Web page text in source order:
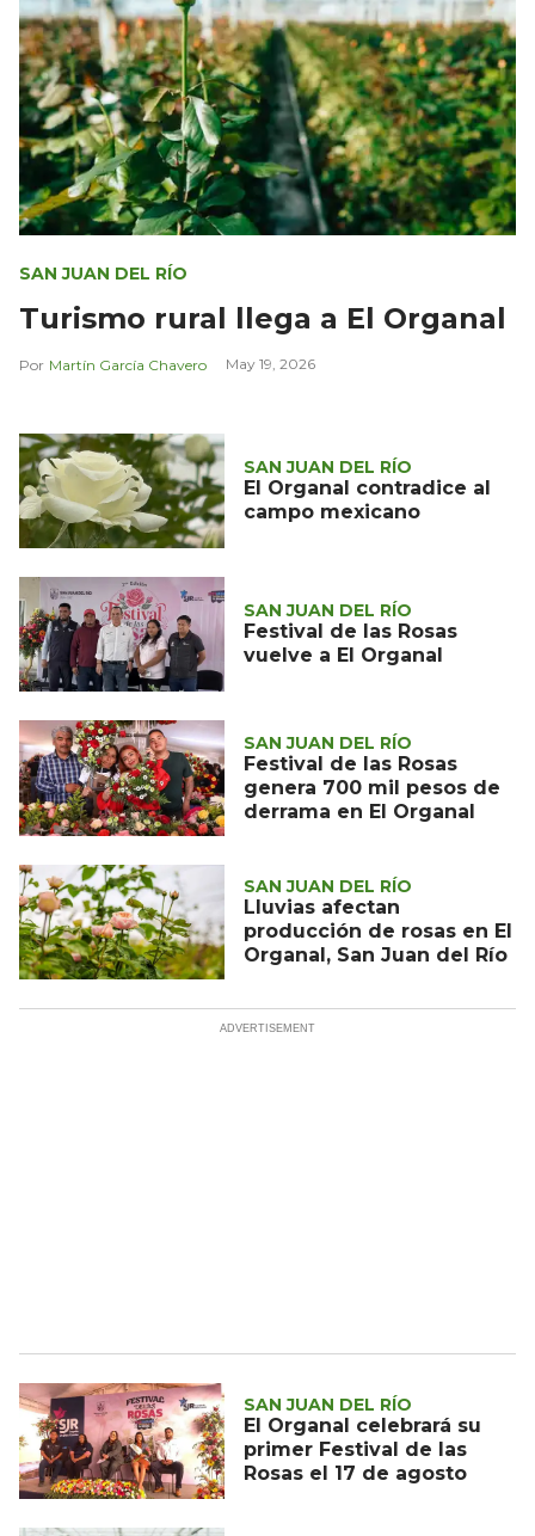
SAN JUAN DEL RÍO
Turismo rural llega a El Organal
Martín García Chavero May 19, 2026
SAN JUAN DEL RÍO
El Organal contradice al
campo mexicano
SAN JUAN DEL RÍO
Festival de las Rosas
vuelve a El Organal
SAN JUAN DEL RÍO
Festival de las Rosas
genera 700 mil pesos de
derrama en El Organal
SAN JUAN DEL RÍO
Lluvias afectan
producción de rosas en El
Organal, San Juan del Río
SAN JUAN DEL RÍO
El Organal celebrará su
primer Festival de las
Rosas el 17 de agosto